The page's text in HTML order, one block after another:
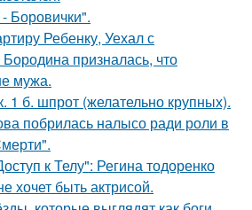
Боровички".
Ребенку, Уехал с
призналась, что
мужа.
1 б. шпрот (желательно крупных).
побрилась налысо ради роли в
к Телу": Регина тодоренко
хочет быть актрисой.